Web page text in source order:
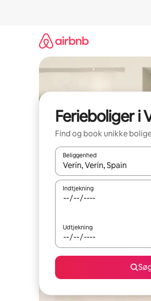
Ferieboliger i
Find og book unikke
Beliggenhed
Når resultaterne er
Indtjekning
Udtjekning